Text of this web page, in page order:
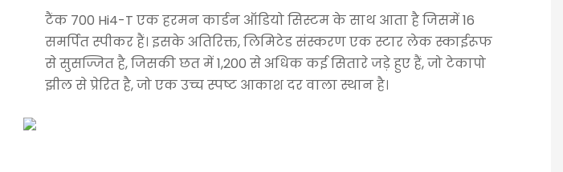
टैंक 700 Hi4-T एक हरमन कार्डन ऑडियो सिस्टम के साथ आता है जिसमें 16
समर्पित स्पीकर हैं। इसके अतिरिक्त, लिमिटेड संस्करण एक स्टार लेक स्काईरूफ
से सुसज्जित है, जिसकी छत में 1,200 से अधिक कई सितारे जड़े हुए हैं, जो टेकापो
झील से प्रेरित है, जो एक उच्च स्पष्ट आकाश दर वाला स्थान है।